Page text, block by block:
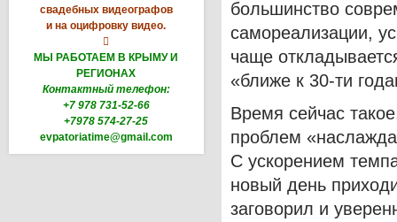
свадебных видеографов
и на оцифровку видео.

МЫ РАБОТАЕМ В КРЫМУ И
РЕГИОНАХ
Контактный телефон:
+7 978 731-52-66
+7978 574-27-25
evpatoriatime@gmail.com
большинство
самореализации,
чаще
«ближе к 30-ти
Время сейчас
проблем
С ускорением
новый день
заговорил и